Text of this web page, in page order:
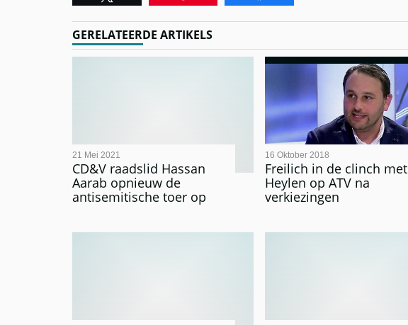
GERELATEERDE ARTIKELS
CD&V raadslid Hassan
Aarab opnieuw de
antisemitische toer op
21 Mei 2021
Freilich in de clinch met
Heylen op ATV na
verkiezingen
16 Oktober 2018